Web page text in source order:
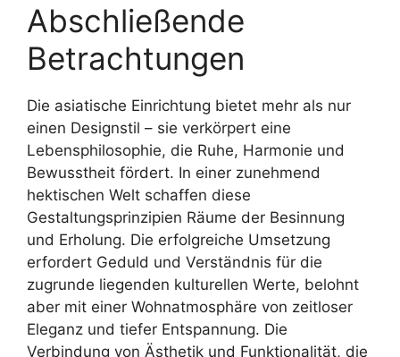
Abschließende
Betrachtungen
Die asiatische Einrichtung bietet mehr als nur
einen Designstil – sie verkörpert eine
Lebensphilosophie, die Ruhe, Harmonie und
Bewusstheit fördert. In einer zunehmend
hektischen Welt schaffen diese
Gestaltungsprinzipien Räume der Besinnung
und Erholung. Die erfolgreiche Umsetzung
erfordert Geduld und Verständnis für die
zugrunde liegenden kulturellen Werte, belohnt
aber mit einer Wohnatmosphäre von zeitloser
Eleganz und tiefer Entspannung. Die
Verbindung von Ästhetik und Funktionalität, die